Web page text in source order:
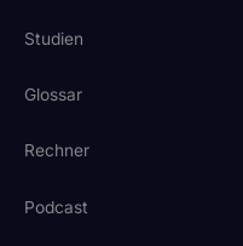
Studien
Glossar
Rechner
Podcast